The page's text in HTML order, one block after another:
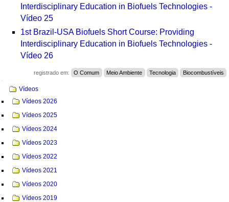
Interdisciplinary Education in Biofuels Technologies -
Vídeo 25
1st Brazil-USA Biofuels Short Course: Providing
Interdisciplinary Education in Biofuels Technologies -
Vídeo 26
registrado em: O Comum Meio Ambiente Tecnologia Biocombustíveis
Vídeos
Vídeos 2026
Vídeos 2025
Vídeos 2024
Vídeos 2023
Vídeos 2022
Vídeos 2021
Vídeos 2020
Vídeos 2019